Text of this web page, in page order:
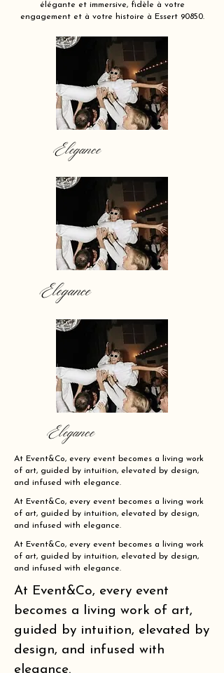
élégante et immersive, fidèle à votre
engagement et à votre histoire à Essert 90850.
Elegance
Elegance
Elegance
At Event&Co, every event becomes a living work
of art, guided by intuition, elevated by design,
and infused with elegance.
At Event&Co, every event becomes a living work
of art, guided by intuition, elevated by design,
and infused with elegance.
At Event&Co, every event becomes a living work
of art, guided by intuition, elevated by design,
and infused with elegance.
At Event&Co, every event
becomes a living work of art,
guided by intuition, elevated by
design, and infused with
elegance.